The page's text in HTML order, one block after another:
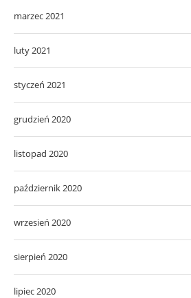
marzec 2021
luty 2021
styczeń 2021
grudzień 2020
listopad 2020
październik 2020
wrzesień 2020
sierpień 2020
lipiec 2020